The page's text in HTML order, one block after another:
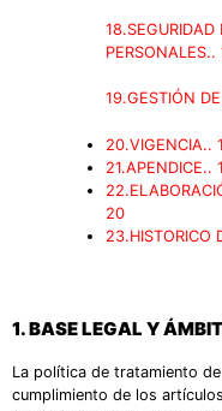
PERSONALES..
19.GESTIÓN
20.VIGENCIA..
21.APENDICE..
20
23.HISTORICO
1.BASE LEGAL Y
La política de tratamiento
cumplimiento de los